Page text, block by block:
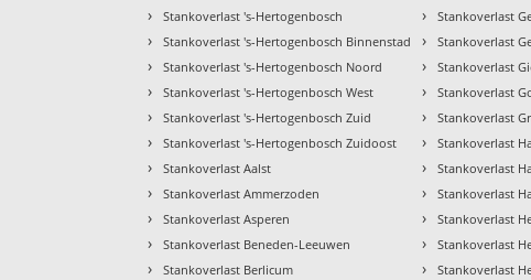
› Stankoverlast 's-Hertogenbosch
› Stankoverlast 's-Hertogenbosch Binnenstad
› Stankoverlast 's-Hertogenbosch Noord
› Stankoverlast 's-Hertogenbosch West
› Stankoverlast 's-Hertogenbosch Zuid
› Stankoverlast 's-Hertogenbosch Zuidoost
› Stankoverlast Aalst
› Stankoverlast Ammerzoden
› Stankoverlast Asperen
› Stankoverlast Beneden-Leeuwen
› Stankoverlast Berlicum
› Stankoverlast
› Stankoverlast
› Stankoverlast
› Stankoverlast
› Stankoverlast
› Stankoverlast
› Stankoverlast
› Stankoverlast
› Stankoverlast
› Stankoverlast
› Stankoverlast